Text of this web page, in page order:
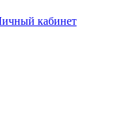
кабинет